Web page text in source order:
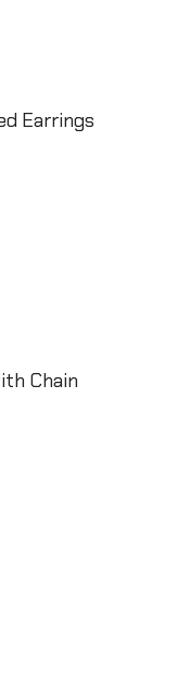
Earrings
Chain